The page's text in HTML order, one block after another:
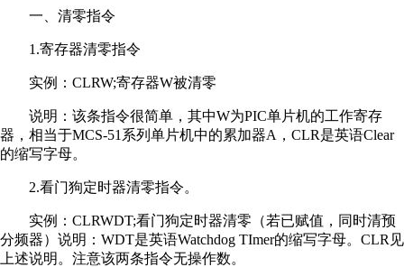
一、清零指令
1.寄存器清零指令
实例：CLRW;寄存器W被清零
说明：该条指令很简单，其中W为PIC单片机的工作寄存
器，相当于MCS-51系列单片机中的累加器A，CLR是英语Clear
的缩写字母。
2.看门狗定时器清零指令。
实例：CLRWDT;看门狗定时器清零（若已赋值，同时清预
分频器）说明：WDT是英语Watchdog TImer的缩写字母。CLR见
上述说明。注意该两条指令无操作数。